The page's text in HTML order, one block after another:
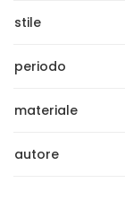
stile
periodo
materiale
autore